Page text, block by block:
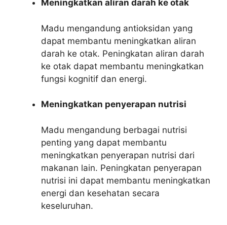
Meningkatkan aliran darah ke otak
Madu mengandung antioksidan yang
dapat membantu meningkatkan aliran
darah ke otak. Peningkatan aliran darah
ke otak dapat membantu meningkatkan
fungsi kognitif dan energi.
Meningkatkan penyerapan nutrisi
Madu mengandung berbagai nutrisi
penting yang dapat membantu
meningkatkan penyerapan nutrisi dari
makanan lain. Peningkatan penyerapan
nutrisi ini dapat membantu meningkatkan
energi dan kesehatan secara
keseluruhan.